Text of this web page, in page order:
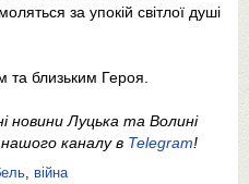
за упокій світлої душі
та близьким Героя.
новини Луцька та Волині
каналу в Telegram!
війна